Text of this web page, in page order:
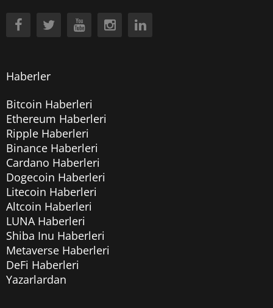
Haberler
Bitcoin Haberleri
Ethereum Haberleri
Ripple Haberleri
Binance Haberleri
Cardano Haberleri
Dogecoin Haberleri
Litecoin Haberleri
Altcoin Haberleri
LUNA Haberleri
Shiba Inu Haberleri
Metaverse Haberleri
DeFi Haberleri
Yazarlardan